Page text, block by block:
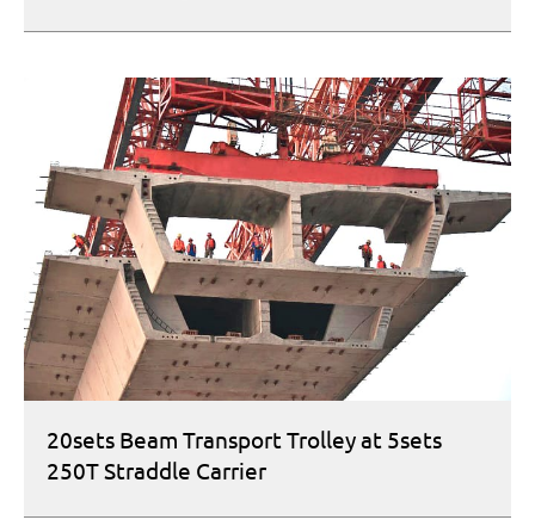
20sets Beam Transport Trolley at 5sets
250T Straddle Carrier